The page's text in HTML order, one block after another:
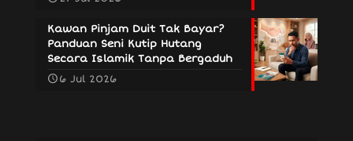
Kawan Pinjam Duit Tak Bayar?
Panduan Seni Kutip Hutang
Secara Islamik Tanpa Bergaduh
6 Jul 2026